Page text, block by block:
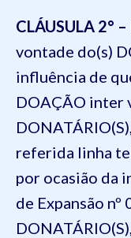
CLÁUSULA 2° –
vontade do(s)
influência de
DOAÇÃO inter
referida linha
por ocasião da
de Expansão